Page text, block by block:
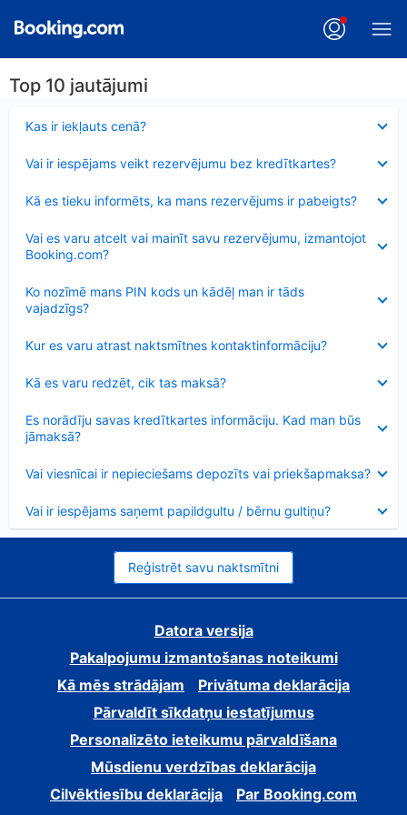
Top 10 jautājumi
Kas ir iekļauts cenā?
Vai ir iespējams veikt rezervējumu bez kredītkartes?
Kā es tieku informēts, ka mans rezervējums ir pabeigts?
Vai es varu atcelt vai mainīt savu rezervējumu, izmantojot
Booking.com?
Ko nozīmē mans PIN kods un kādēļ man ir tāds
vajadzīgs?
Kur es varu atrast naktsmītnes kontaktinformāciju?
Kā es varu redzēt, cik tas maksā?
Es norādīju savas kredītkartes informāciju. Kad man būs
jāmaksā?
Vai viesnīcai ir nepieciešams depozīts vai priekšapmaksa?
Vai ir iespējams saņemt papildgultu / bērnu gultiņu?
Reģistrēt savu naktsmītni
Datora versija
Pakalpojumu izmantošanas noteikumi
Kā mēs strādājam
Privātuma deklarācija
Pārvaldīt sīkdatņu iestatījumus
Personalizēto ieteikumu pārvaldīšana
Mūsdienu verdzības deklarācija
Cilvēktiesību deklarācija
Par Booking.com